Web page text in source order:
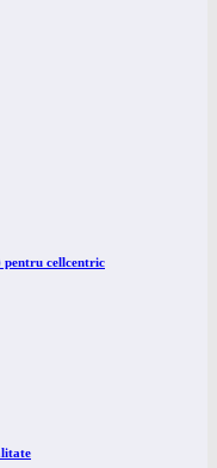
cellcentric